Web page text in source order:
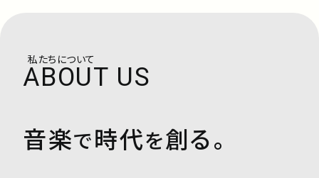
ABOUT US
私たちについて
音楽で時代を創る。